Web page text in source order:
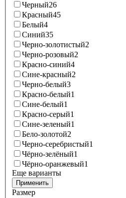
Черный26
Красный45
Белый4
Синий35
Черно-золотистый2
Черно-розовый2
Красно-синий4
Сине-красный2
Черно-белый3
Красно-белый1
Сине-белый1
Красно-серый1
Сине-зеленый1
Бело-золотой2
Черно-серебристый1
Чёрно-зелёный1
Чёрно-оранжевый1
Еще варианты
Применить
Размер